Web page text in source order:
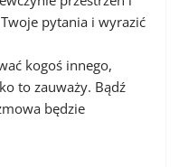
pytania i wyrazić
kogoś innego,
to zauważy. Bądź
będzie